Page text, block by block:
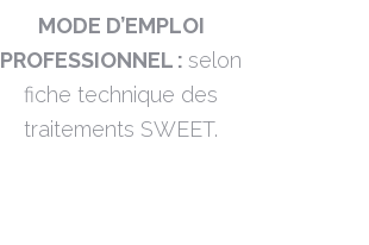
MODE D’EMPLOI
PROFESSIONNEL :selon
fiche technique des
traitements SWEET.